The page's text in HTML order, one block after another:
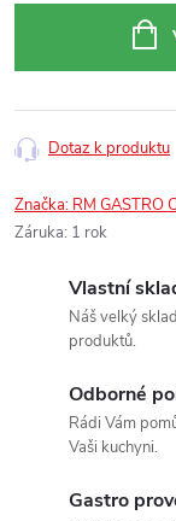
Dotaz k produktu
Značka: RM GASTRO
Záruka: 1 rok
Vlastní
Náš velký
produktů.
Odborné
Rádi Vám
Vaši kuchyni.
Gastro